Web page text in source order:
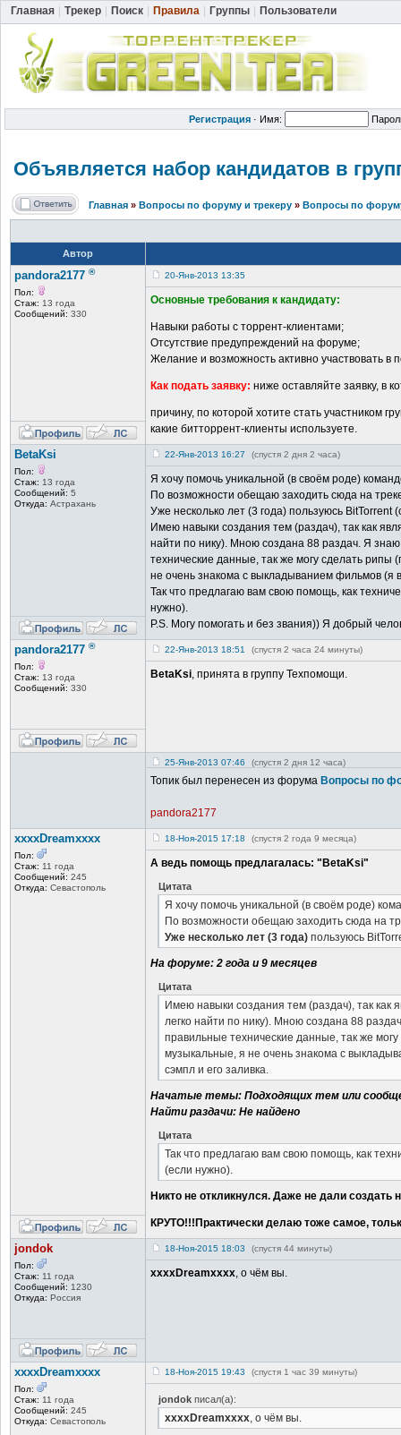
Главная Трекер Поиск Правила Группы Пользователи
Регистрация · Имя:
Объявляется набор кандидатов в
Главная » Вопросы по форуму и трекеру » Вопросы по
Автор
pandora2177 ®
Пол:
Стаж: 13 года
Сообщений: 330
20-Янв-2013 13:35
Основные требования к кандидату:
Навыки работы с торрент-клиентами;
Отсутствие предупреждений на форуме;
Желание и возможность активно участвовать
Как подать заявку: ниже оставляйте заявку, в
причину, по которой хотите стать участником
какие битторрент-клиенты используете.
BetaKsi
Пол:
Стаж: 13 года
Сообщений: 5
Откуда: Астрахань
22-Янв-2013 16:27 (спустя 2 дня 2 часа)
Я хочу помочь уникальной (в своём роде)
По возможности обещаю заходить сюда на
Уже несколько лет (3 года) пользуюсь BitTorrent
Имею навыки создания тем (раздач), так как
найти по нику). Мною создана 88 раздач. Я
технические данные, так же могу сделать
не очень знакома с выкладыванием фильмов (я
Так что предлагаю вам свою помощь, как
нужно).
P.S. Могу помогать и без звания)) Я добрый
pandora2177 ®
Пол:
Стаж: 13 года
Сообщений: 330
22-Янв-2013 18:51 (спустя 2 часа 24 минуты)
BetaKsi , принята в группу Техпомощи.
25-Янв-2013 07:46 (спустя 2 дня 12 часа)
Топик был перенесен из форума Вопросы по
pandora2177
xxxxDreamxxxx
Пол:
Стаж: 11 года
Сообщений: 245
Откуда: Севастополь
18-Ноя-2015 17:18 (спустя 2 года 9 месяца)
А ведь помощь предлагалась: "BetaKsi"
Цитата
Я хочу помочь уникальной (в своём роде)
По возможности обещаю заходить сюда на
Уже несколько лет (3 года) пользуюсь
На форуме: 2 года и 9 месяцев
Цитата
Имею навыки создания тем (раздач), так как
легко найти по нику). Мною создана 88
правильные технические данные, так же
музыкальные, я не очень знакома с
сэмпл и его заливка.
Начатые темы: Подходящих тем или
Найти раздачи: Не найдено
Цитата
Так что предлагаю вам свою помощь, как
(если нужно).
Никто не откликнулся. Даже не дали создать
КРУТО!!!Практически делаю тоже самое,
jondok
Пол:
Стаж: 11 года
Сообщений: 1230
Откуда: Россия
18-Ноя-2015 18:03 (спустя 44 минуты)
xxxxDreamxxxx , о чём вы.
xxxxDreamxxxx
Пол:
Стаж: 11 года
Сообщений: 245
Откуда: Севастополь
18-Ноя-2015 19:43 (спустя 1 час 39 минуты)
jondokписал(а):
xxxxDreamxxxx, о чём вы.